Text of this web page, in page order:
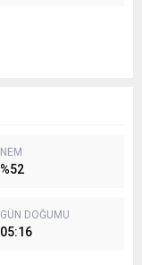
NEM
%52
GÜN DOĞUMU
05:16